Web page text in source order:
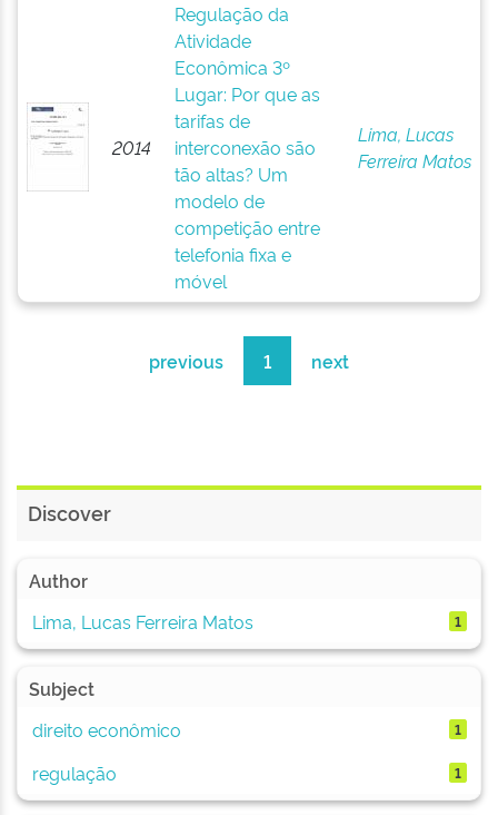
2014
Regulação da
Atividade
Econômica 3º
Lugar: Por que as
tarifas de
interconexão são
tão altas? Um
modelo de
competição entre
telefonia fixa e
móvel
Lima, Lucas
Ferreira Matos
previous 1 next
Discover
Author
Lima, Lucas Ferreira Matos
1
Subject
direito econômico
1
regulação 1